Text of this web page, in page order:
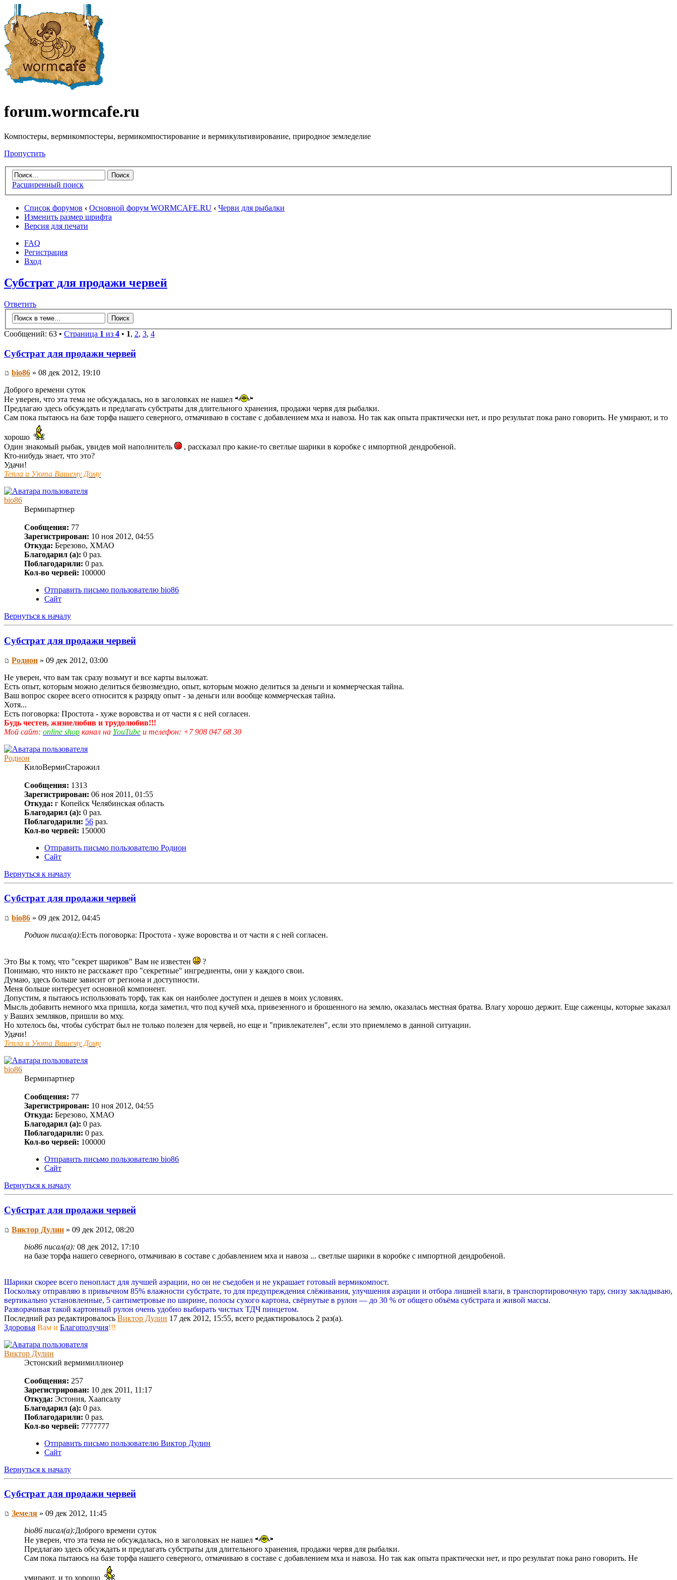
forum.wormcafe.ru
Компостеры, вермикомпостеры, вермикомпостирование и вермикультивирование, природное земледелие
Пропустить
Расширенный поиск
Список форумов ‹ Основной форум WORMCAFE.RU ‹ Черви для рыбалки
Изменить размер шрифта
Версия для печати
FAQ
Регистрация
Вход
Субстрат для продажи червей
Ответить
Сообщений: 63 • Страница 1 из 4 • 1, 2, 3, 4
Субстрат для продажи червей
bio86 » 08 дек 2012, 19:10
Доброго времени суток
Не уверен, что эта тема не обсуждалась, но в заголовках не нашел
Предлагаю здесь обсуждать и предлагать субстраты для длительного хранения, продажи червя для рыбалки.
Сам пока пытаюсь на базе торфа нашего северного, отмачиваю в составе с добавлением мха и навоза. Но так как опыта практически нет, и про результат пока рано говорить. Не умирают, и то
хорошо
Один знакомый рыбак, увидев мой наполнитель
, рассказал про какие-то светлые шарики в коробке с импортной дендробеной.
Кто-нибудь знает, что это?
Удачи!
Тепла и Уюта Вашему Дому
bio86
Вермипартнер
Сообщения: 77
Зарегистрирован: 10 ноя 2012, 04:55
Откуда: Березово, ХМАО
Благодарил (а): 0 раз.
Поблагодарили: 0 раз.
Кол-во червей: 100000
Отправить письмо пользователю bio86
Сайт
Вернуться к началу
Субстрат для продажи червей
Родион » 09 дек 2012, 03:00
Не уверен, что вам так сразу возьмут и все карты выложат.
Есть опыт, которым можно делиться безвозмездно, опыт, которым можно делиться за деньги и коммерческая тайна.
Ваш вопрос скорее всего относится к разряду опыт - за деньги или вообще коммерческая тайна.
Хотя...
Есть поговорка: Простота - хуже воровства и от части я с ней согласен.
Будь честен, жизнелюбив и трудолюбив!!!
Мой сайт: online shop канал на YouTube и телефон: +7 908 047 68 30
Родион
КилоВермиСтарожил
Сообщения: 1313
Зарегистрирован: 06 ноя 2011, 01:55
Откуда: г Копейск Челябинская область
Благодарил (а): 0 раз.
Поблагодарили: 56 раз.
Кол-во червей: 150000
Отправить письмо пользователю Родион
Сайт
Вернуться к началу
Субстрат для продажи червей
bio86 » 09 дек 2012, 04:45
Родион писал(а):Есть поговорка: Простота - хуже воровства и от части я с ней согласен.
Это Вы к тому, что "секрет шариков" Вам не известен
?
Понимаю, что никто не расскажет про "секретные" ингредиенты, они у каждого свои.
Думаю, здесь больше зависит от региона и доступности.
Меня больше интересует основной компонент.
Допустим, я пытаюсь использовать торф, так как он наиболее доступен и дешев в моих условиях.
Мысль добавить немного мха пришла, когда заметил, что под кучей мха, привезенного и брошенного на землю, оказалась местная братва. Влагу хорошо держит. Еще саженцы, которые заказал
у Ваших земляков, пришли во мху.
Но хотелось бы, чтобы субстрат был не только полезен для червей, но еще и "привлекателен", если это приемлемо в данной ситуации.
Удачи!
Тепла и Уюта Вашему Дому
bio86
Вермипартнер
Сообщения: 77
Зарегистрирован: 10 ноя 2012, 04:55
Откуда: Березово, ХМАО
Благодарил (а): 0 раз.
Поблагодарили: 0 раз.
Кол-во червей: 100000
Отправить письмо пользователю bio86
Сайт
Вернуться к началу
Субстрат для продажи червей
Виктор Дулин » 09 дек 2012, 08:20
bio86 писал(а): 08 дек 2012, 17:10
на базе торфа нашего северного, отмачиваю в составе с добавлением мха и навоза ... светлые шарики в коробке с импортной дендробеной.
Шарики скорее всего пенопласт для лучшей аэрации, но он не съедобен и не украшает готовый вермикомпост.
Поскольку отправляю в привычном 85% влажности субстрате, то для предупреждения слёживания, улучшения аэрации и отбора лишней влаги, в транспортировочную тару, снизу закладываю,
вертикально установленные, 5 сантиметровые по ширине, полосы сухого картона, свёрнутые в рулон — до 30 % от общего объёма субстрата и живой массы.
Разворачивая такой картонный рулон очень удобно выбирать чистых ТДЧ пинцетом.
Последний раз редактировалось Виктор Дулин 17 дек 2012, 15:55, всего редактировалось 2 раз(а).
Здоровья Вам и Благополучия!!!
Виктор Дулин
Эстонский вермимиллионер
Сообщения: 257
Зарегистрирован: 10 дек 2011, 11:17
Откуда: Эстония, Хаапсалу
Благодарил (а): 0 раз.
Поблагодарили: 0 раз.
Кол-во червей: 7777777
Отправить письмо пользователю Виктор Дулин
Сайт
Вернуться к началу
Субстрат для продажи червей
Земеля » 09 дек 2012, 11:45
bio86 писал(а):Доброго времени суток
Не уверен, что эта тема не обсуждалась, но в заголовках не нашел
Предлагаю здесь обсуждать и предлагать субстраты для длительного хранения, продажи червя для рыбалки.
Сам пока пытаюсь на базе торфа нашего северного, отмачиваю в составе с добавлением мха и навоза. Но так как опыта практически нет, и про результат пока рано говорить. Не
умирают, и то хорошо